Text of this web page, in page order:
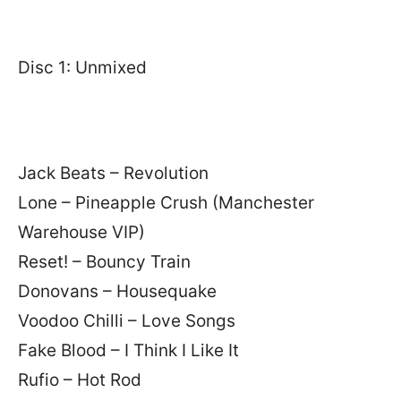
Disc 1: Unmixed
Jack Beats – Revolution
Lone – Pineapple Crush (Manchester
Warehouse VIP)
Reset! – Bouncy Train
Donovans – Housequake
Voodoo Chilli – Love Songs
Fake Blood – I Think I Like It
Rufio – Hot Rod